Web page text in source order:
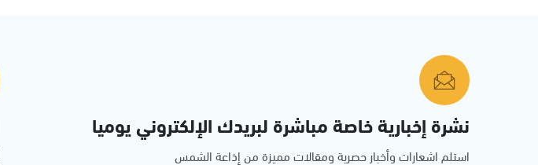
نشرة إخبارية خاصة مباشرة لبريدك الإلكتروني يوميا
استلم اشعارات وأخبار حصرية ومقالات مميزة من إذاعة الشمس